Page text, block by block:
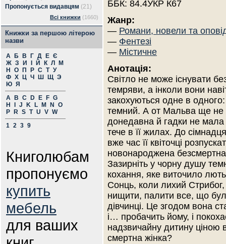
Пропонується видавцям (21)
Всі книжки (1660)
Книжки за першою літерою
назви
А Б В Г Д Е Є
Ж З И Й К Л
М
Н
О П Р С Т У
Ф Х Ц Ч Ш Щ Э
Ю Я
A
B C D E F G
H
J K L M N
O
P
R S T U V W
1 2 3 9
Книголюбам
пропонуємо
купить
мебель
для ваших
ББК: 84.4УКР К67
Жанр:
— Романи, новели та
— Фентезі
— Містичне
Анотація:
Світло не може існувати
темряви, а інколи вони
закохуються одне в
темний. А от Мальва ще не
донедавна й гадки не мала
тече в її жилах. До
вже час її квіточці
новонароджена
Зазирніть у чорну душу
кохання, яке виточило
Сонць, коли лихий Стрибог,
нищити, палити все, що
дівчинці. Це згодом вона
і… пробачить йому, і
надзвичайну дитину ціною
смертна жінка?